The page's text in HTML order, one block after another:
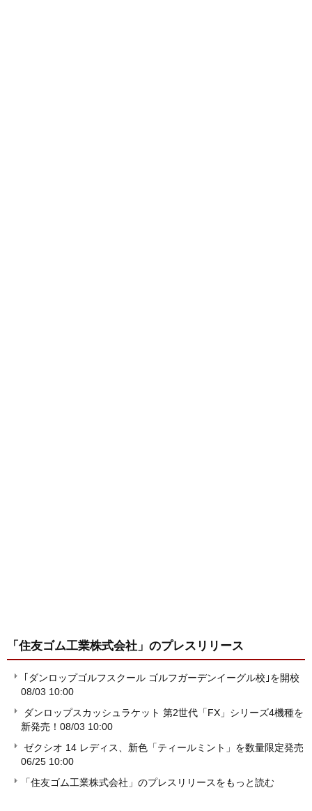
「住友ゴム工業株式会社」 のプレスリリース
｢ダンロップゴルフスクール ゴルフガーデンイーグル校｣を開校
08/03 10:00
ダンロップスカッシュラケット 第2世代「FX」シリーズ4機種を
新発売！ 08/03 10:00
ゼクシオ 14 レディス、新色「ティールミント」を数量限定発売
06/25 10:00
「住友ゴム工業株式会社」のプレスリリースをもっと読む